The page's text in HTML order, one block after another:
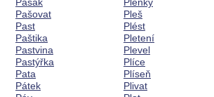
Pašovat
Past
Paštika
Pastvina
Pastýřka
Pata
Pátek
Pleš
Plést
Pletení
Plevel
Plíce
Plíseň
Plivat